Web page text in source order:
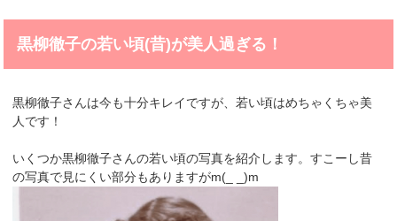
黒柳徹子の若い頃(昔)が美人過ぎる！
黒柳徹子さんは今も十分キレイですが、若い頃はめちゃくちゃ美
人です！
いくつか黒柳徹子さんの若い頃の写真を紹介します。すこーし昔
の写真で見にくい部分もありますがm(_ _)m